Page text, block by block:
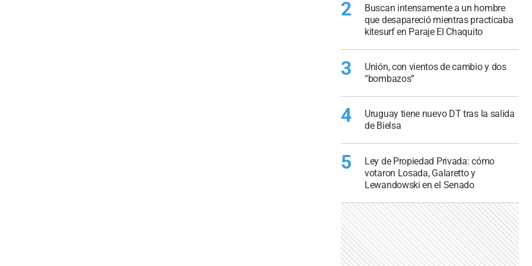
2
Buscan intensamente a un hombre
que desapareció mientras practicaba
kitesurf en Paraje El Chaquito
3
Unión, con vientos de cambio y dos
“bombazos”
4
Uruguay tiene nuevo DT tras la salida
de Bielsa
5
Ley de Propiedad Privada: cómo
votaron Losada, Galaretto y
Lewandowski en el Senado